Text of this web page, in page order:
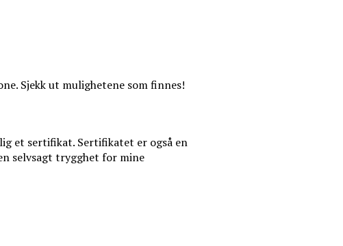
Sjekk ut mulighetene som finnes!
et sertifikat. Sertifikatet er også en
selvsagt trygghet for mine